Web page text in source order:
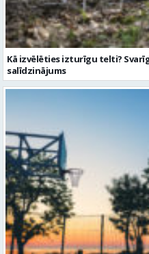
Sporta vakari kļūst par daļu no